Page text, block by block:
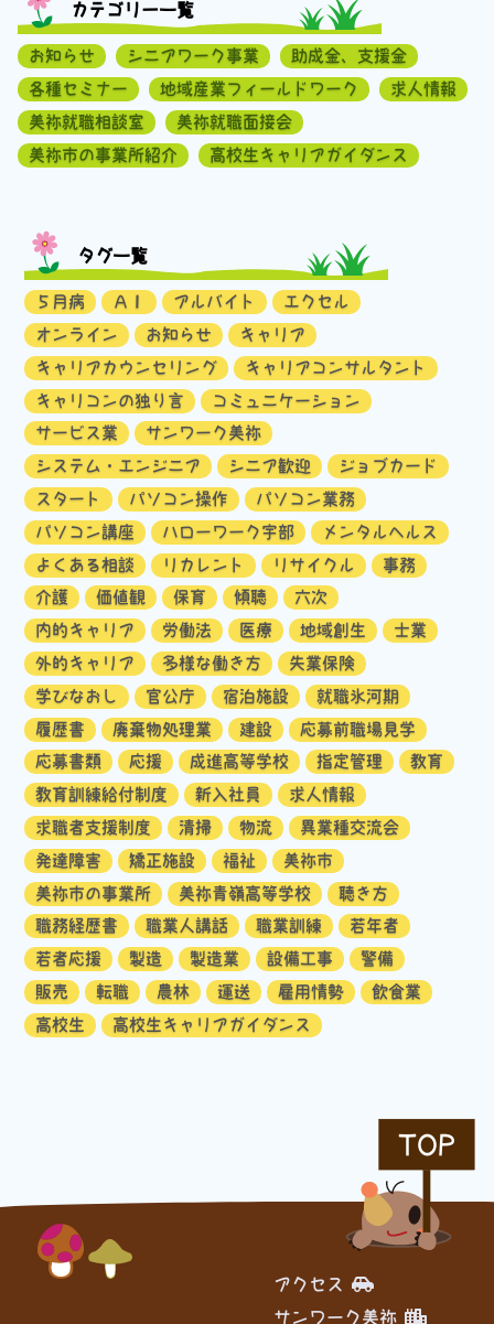
カテゴリー一覧
お知らせ シニアワーク事業
助成金、支援金
各種セミナー
地域産業フィールドワーク
求人情報
美祢就職相談室
美祢就職面接会
美祢市の事業所紹介
高校生キャリアガイダンス
タグ一覧
５月病 ＡＩ アルバイト
エクセル
オンライン
お知らせ
キャリア
キャリアカウンセリング
キャリアコンサルタント
キャリコンの独り言
コミュニケーション
サービス業
サンワーク美祢
システム・エンジニア
シニア歓迎
ジョブカード
スタート
パソコン操作
パソコン業務
パソコン講座
ハローワーク宇部
メンタルヘルス
よくある相談
リカレント リサイクル
事務
介護
価値観 保育 傾聴
六次
内的キャリア
労働法 医療 地域創生
士業
外的キャリア
多様な働き方
失業保険
学びなおし
官公庁 宿泊施設
就職氷河期
履歴書
廃棄物処理業 建設
応募前職場見学
応募書類
応援 成進高等学校 指定管理
教育
教育訓練給付制度
新入社員
求人情報
求職者支援制度
清掃 物流
異業種交流会
発達障害
矯正施設 福祉
美祢市
美祢市の事業所
美祢青嶺高等学校
聴き方
職務経歴書
職業人講話 職業訓練
若年者
若者応援
製造 製造業 設備工事
警備
販売
転職 農林 運送 雇用情勢
飲食業
高校生
高校生キャリアガイダンス
TOP
アクセス
サンワーク美祢